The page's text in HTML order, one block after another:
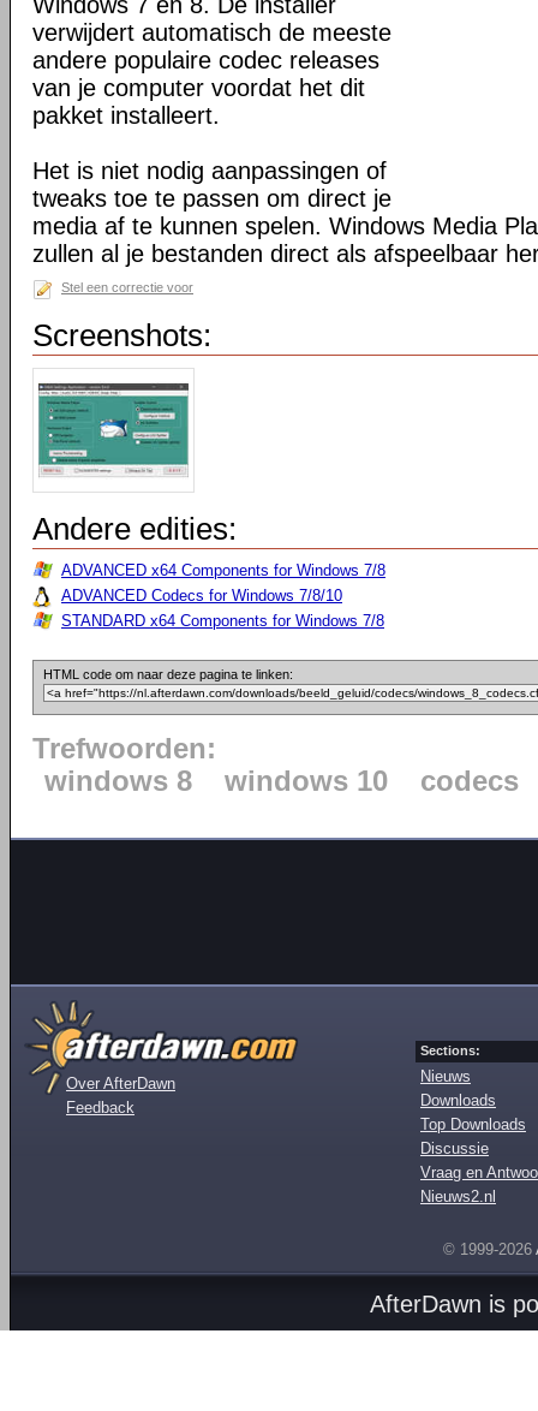
verwijdert automatisch de meeste
andere populaire codec releases
van je computer voordat het dit
pakket installeert.
Het is niet nodig aanpassingen of
tweaks toe te passen om direct je
media af te kunnen spelen. Windows Media
zullen al je bestanden direct als afspeelbaar
Stel een correctie voor
Screenshots:
Andere edities:
ADVANCED x64 Components for Windows 7/8
ADVANCED Codecs for Windows 7/8/10
STANDARD x64 Components for Windows 7/8
HTML code om naar deze pagina te linken:
Trefwoorden:
windows 8
windows 10 codecs
Over AfterDawn
Feedback
Sections:
Nieuws
Downloads
Top Downloads
Discussie
Vraag en
Nieuws2.nl
© 1999-2026
AfterDawn is